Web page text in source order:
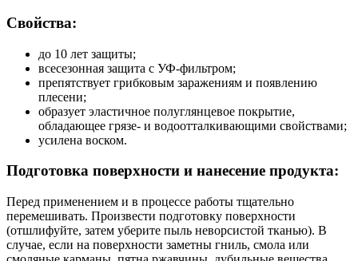
Свойства:
до 10 лет защиты;
всесезонная защита с УФ-фильтром;
препятствует грибковым заражениям и появлению
плесени;
образует эластичное полуглянцевое покрытие,
обладающее грязе- и водоотталкивающими свойствами;
усилена воском.
Подготовка поверхности и нанесение продукта:
Перед применением и в процессе работы тщательно
перемешивать. Произвести подготовку поверхности
(отшлифуйте, затем уберите пыль неворсистой тканью). В
случае, если на поверхности заметны гниль, смола или